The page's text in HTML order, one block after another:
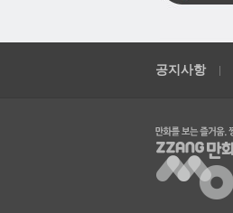
공지사항